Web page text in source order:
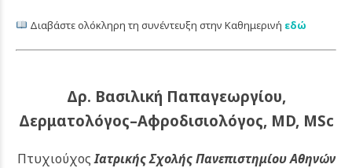
Διαβάστε ολόκληρη τη συνέντευξη στην Καθημερινή εδώ
Δρ. Βασιλική Παπαγεωργίου,
Δερματολόγος–Αφροδισιολόγος, MD, MSc
ΠτυχιούχοςΙατρικής Σχολής Πανεπιστημίου Αθηνών